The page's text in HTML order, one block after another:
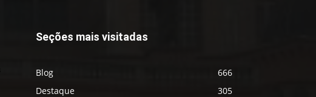
Seções mais visitadas
Blog
666
Destaque
305